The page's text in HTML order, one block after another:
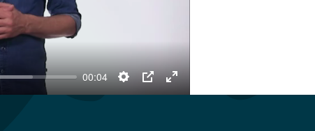
00:04
Settings
PIP Enter